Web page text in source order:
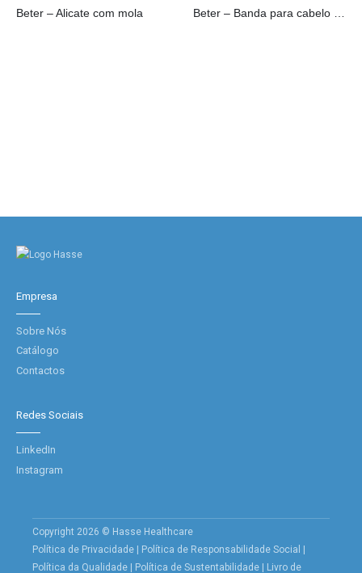
Beter – Alicate com mola Beter – Banda para cabelo Natural Fiber
Empresa
Sobre Nós
Catálogo
Contactos
Redes Sociais
LinkedIn
Instagram
Copyright 2026 © Hasse Healthcare
Política de Privacidade
Política de Responsabilidade Social
Política da Qualidade
Política de Sustentabilidade Livro de